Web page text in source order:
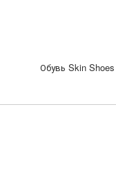
Обувь Skin Shoes